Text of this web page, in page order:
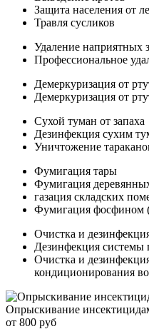
Защита населения от
Травля сусликов
Удаление наприятных
Профессиональное
Демеркуризация от
Демеркуризация от
Сухой туман от запаха
Дезинфекция сухим
Уничтожение
Фумигация тары
Фумигация
газация складских
Фумигация фосфином
Очистка и
Дезинфекция системы
Очистка и
кондиционирования
Опрыскивание
от 800 руб